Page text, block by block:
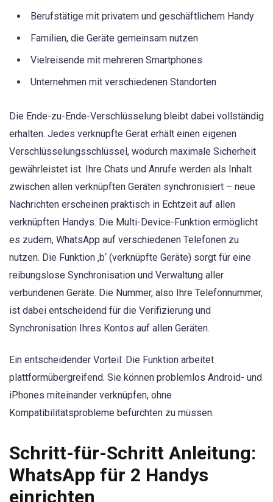
Berufstätige mit privatem und geschäftlichem Handy
Familien, die Geräte gemeinsam nutzen
Vielreisende mit mehreren Smartphones
Unternehmen mit verschiedenen Standorten
Die Ende-zu-Ende-Verschlüsselung bleibt dabei vollständig
erhalten. Jedes verknüpfte Gerät erhält einen eigenen
Verschlüsselungsschlüssel, wodurch maximale Sicherheit
gewährleistet ist. Ihre Chats und Anrufe werden als Inhalt
zwischen allen verknüpften Geräten synchronisiert – neue
Nachrichten erscheinen praktisch in Echtzeit auf allen
verknüpften Handys. Die Multi-Device-Funktion ermöglicht
es zudem, WhatsApp auf verschiedenen Telefonen zu
nutzen. Die Funktion ‚b‘ (verknüpfte Geräte) sorgt für eine
reibungslose Synchronisation und Verwaltung aller
verbundenen Geräte. Die Nummer, also Ihre Telefonnummer,
ist dabei entscheidend für die Verifizierung und
Synchronisation Ihres Kontos auf allen Geräten.
Ein entscheidender Vorteil: Die Funktion arbeitet
plattformübergreifend. Sie können problemlos Android- und
iPhones miteinander verknüpfen, ohne
Kompatibilitätsprobleme befürchten zu müssen.
Schritt-für-Schritt Anleitung:
WhatsApp für 2 Handys
einrichten